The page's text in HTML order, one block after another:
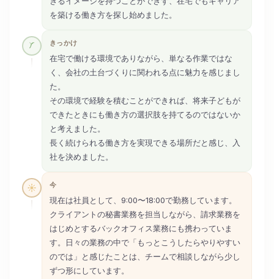
を築ける働き方を探し始めました。
きっかけ
在宅で働ける環境でありながら、単なる作業ではな
く、会社の土台づくりに関われる点に魅力を感じまし
た。
その環境で経験を積むことができれば、将来子どもが
できたときにも働き方の選択肢を持てるのではないか
と考えました。
長く続けられる働き方を実現できる場所だと感じ、入
社を決めました。
今
現在は社員として、9:00〜18:00で勤務しています。
クライアントの秘書業務を担当しながら、請求業務を
はじめとするバックオフィス業務にも携わっていま
す。日々の業務の中で「もっとこうしたらやりやすい
のでは」と感じたことは、チームで相談しながら少し
ずつ形にしています。